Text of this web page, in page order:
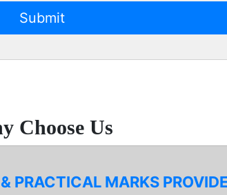
Choose Us
PRACTICAL MARKS